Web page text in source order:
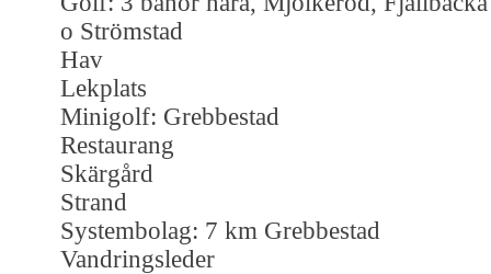
o Strömstad
Hav
Lekplats
Minigolf: Grebbestad
Restaurang
Skärgård
Strand
Systembolag: 7 km Grebbestad
Vandringsleder